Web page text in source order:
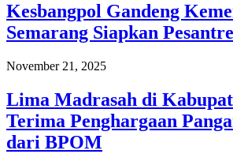
Kesbangpol Gandeng
Semarang Siapkan
November 21, 2025
Lima Madrasah di
Terima Penghargaan
dari BPOM